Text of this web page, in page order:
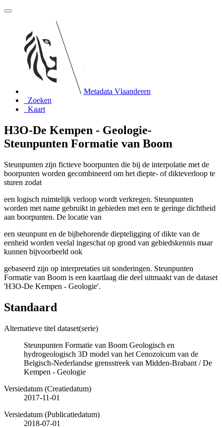
Metadata Vlaanderen
Zoeken
Kaart
H3O-De Kempen - Geologie-
Steunpunten Formatie van Boom
Steunpunten zijn fictieve boorpunten die bij de interpolatie met de
boorpunten worden gecombineerd om het diepte- of dikteverloop te
sturen zodat
een logisch ruimtelijk verloop wordt verkregen. Steunpunten
worden met name gebruikt in gebieden met een te geringe dichtheid
aan boorpunten. De locatie van
een steunpunt en de bijbehorende diepteligging of dikte van de
eenheid worden veelal ingeschat op grond van gebiedskennis maar
kunnen bijvoorbeeld ook
gebaseerd zijn op interpretaties uit sonderingen. Steunpunten
Formatie van Boom is een kaartlaag die deel uitmaakt van de dataset
'H3O-De Kempen - Geologie'.
Standaard
Alternatieve titel dataset(serie)
Steunpunten Formatie van Boom Geologisch en
hydrogeologisch 3D model van het Cenozoïcum van de
Belgisch-Nederlandse grensstreek van Midden-Brabant / De
Kempen - Geologie
Versiedatum (Creatiedatum)
2017-11-01
Versiedatum (Publicatiedatum)
2018-07-01